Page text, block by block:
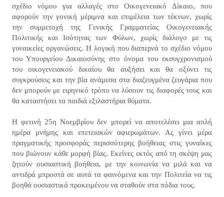
σχέδιο νόμου για αλλαγές στο Οικογενειακό Δίκαιο, που
αφορούν την γονική μέριμνα και επιμέλεια των τέκνων, χωρίς
την συμμετοχή της Γενικής Γραμματείας Οικογενειακής
Πολιτικής και Ισότητας των Φύλων, χωρίς διάλογο με τις
γυναικείες οργανώσεις. Η λογική που διαπερνά το σχέδιο νόμου
του Υπουργείου Δικαιοσύνης στο όνομα του εκσυγχρονισμού
του οικογενειακού δικαίου θα αυξήσει και θα οξύνει τις
συγκρούσεις και την βία ανάμεσα στα διαζευγμένα ζευγάρια που
δεν μπορούν με ειρηνικό τρόπο να λύσουν τις διαφορές τους και
θα καταστήσει τα παιδιά εξιλαστήρια θύματα.
Η φετινή 25η Νοεμβρίου δεν μπορεί να αποτελέσει μια απλή
ημέρα μνήμης και επετειακών αφιερωμάτων. Ας γίνει μέρα
πραγματικής προσφοράς περισσότερης βοήθειας στις γυναίκες
που βιώνουν κάθε μορφή βίας. Εκείνες εκτός από τη σκέψη μας
ζητούν ουσιαστική βοήθεια, με την κοινωνία να μιλά και να
αντιδρά μπροστά σε αυτά τα φαινόμενα και την Πολιτεία να τις
βοηθά ουσιαστικά προκειμένου να σταθούν στα πόδια τους.